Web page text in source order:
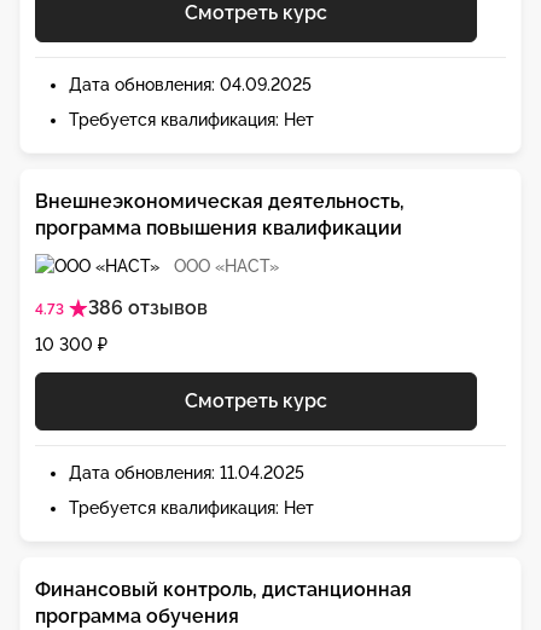
Смотреть курс
Дата обновления: 04.09.2025
Требуется квалификация: Нет
ООО «НАСТ»
4.73 386 отзывов
Внешнеэкономическая деятельность,
программа повышения квалификации
10 300 ₽
Смотреть курс
Дата обновления: 11.04.2025
Требуется квалификация: Нет
Финансовый контроль, дистанционная
программа обучения